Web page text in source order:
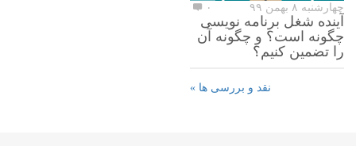
چهارشنبه ۸ بهمن ۹۹ ۰
آینده شغل برنامه نویسی
چگونه است؟ و چگونه آن
را تضمین کنیم؟
نقد و بررسی ها »